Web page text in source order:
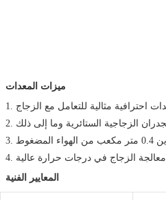
ميزات المعدات
المعايير الفنية